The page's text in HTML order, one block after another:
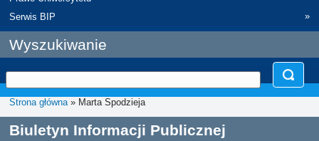
Serwis BIP
»
Wyszukiwanie
Strona główna» Marta Spodzieja
Biuletyn Informacji Publicznej